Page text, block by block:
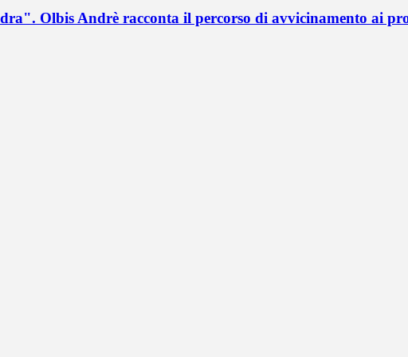
Olbis Andrè racconta il percorso di avvicinamento ai